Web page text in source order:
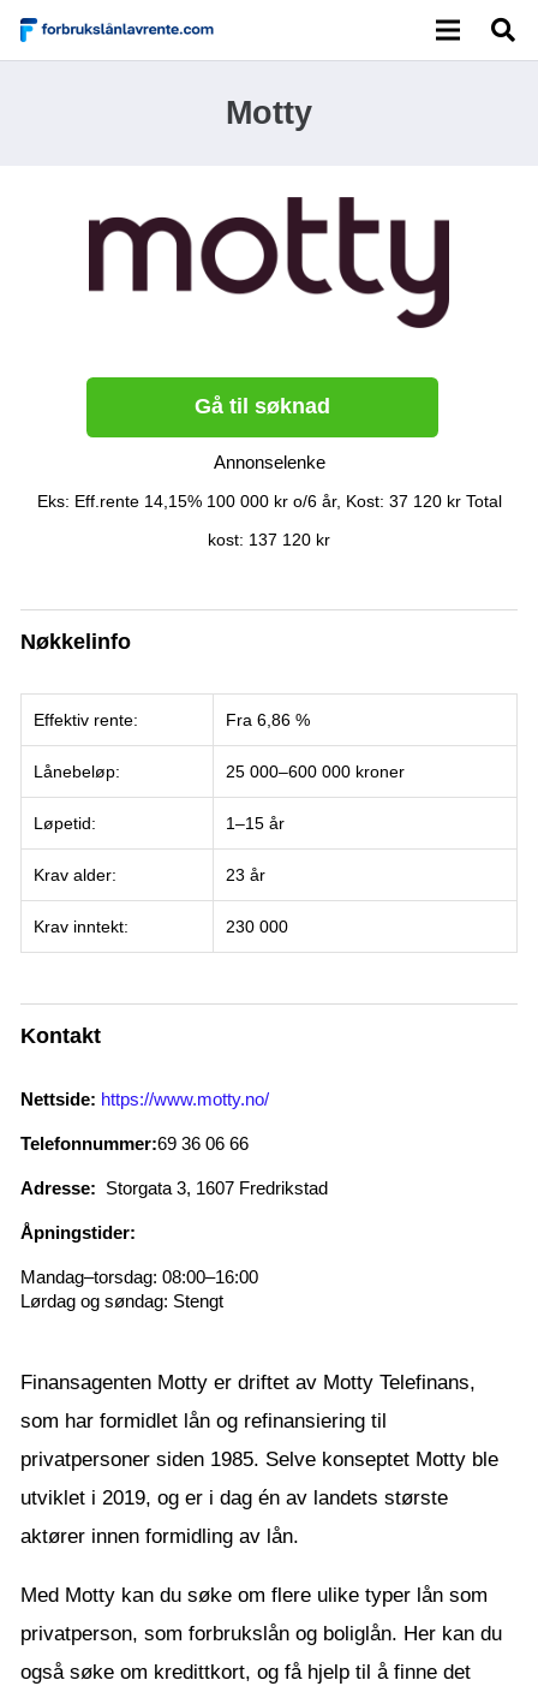
Motty
Gå til søknad
Annonselenke
Eks: Eff.rente 14,15% 100 000 kr o/6 år, Kost: 37 120 kr Total
kost: 137 120 kr
Nøkkelinfo
Effektiv rente: Fra 6,86 %
Lånebeløp: 25 000–600 000 kroner
Løpetid: 1–15 år
Krav alder: 23 år
Krav inntekt: 230 000
Kontakt
Nettside: https://www.motty.no/
Telefonnummer:69 36 06 66
Adresse: Storgata 3, 1607 Fredrikstad
Åpningstider:
Mandag–torsdag: 08:00–16:00
Lørdag og søndag: Stengt
Finansagenten Motty er driftet av Motty Telefinans,
som har formidlet lån og refinansiering til
privatpersoner siden 1985. Selve konseptet Motty ble
utviklet i 2019, og er i dag én av landets største
aktører innen formidling av lån.
Med Motty kan du søke om flere ulike typer lån som
privatperson, som forbrukslån og boliglån. Her kan du
også søke om kredittkort, og få hjelp til å finne det